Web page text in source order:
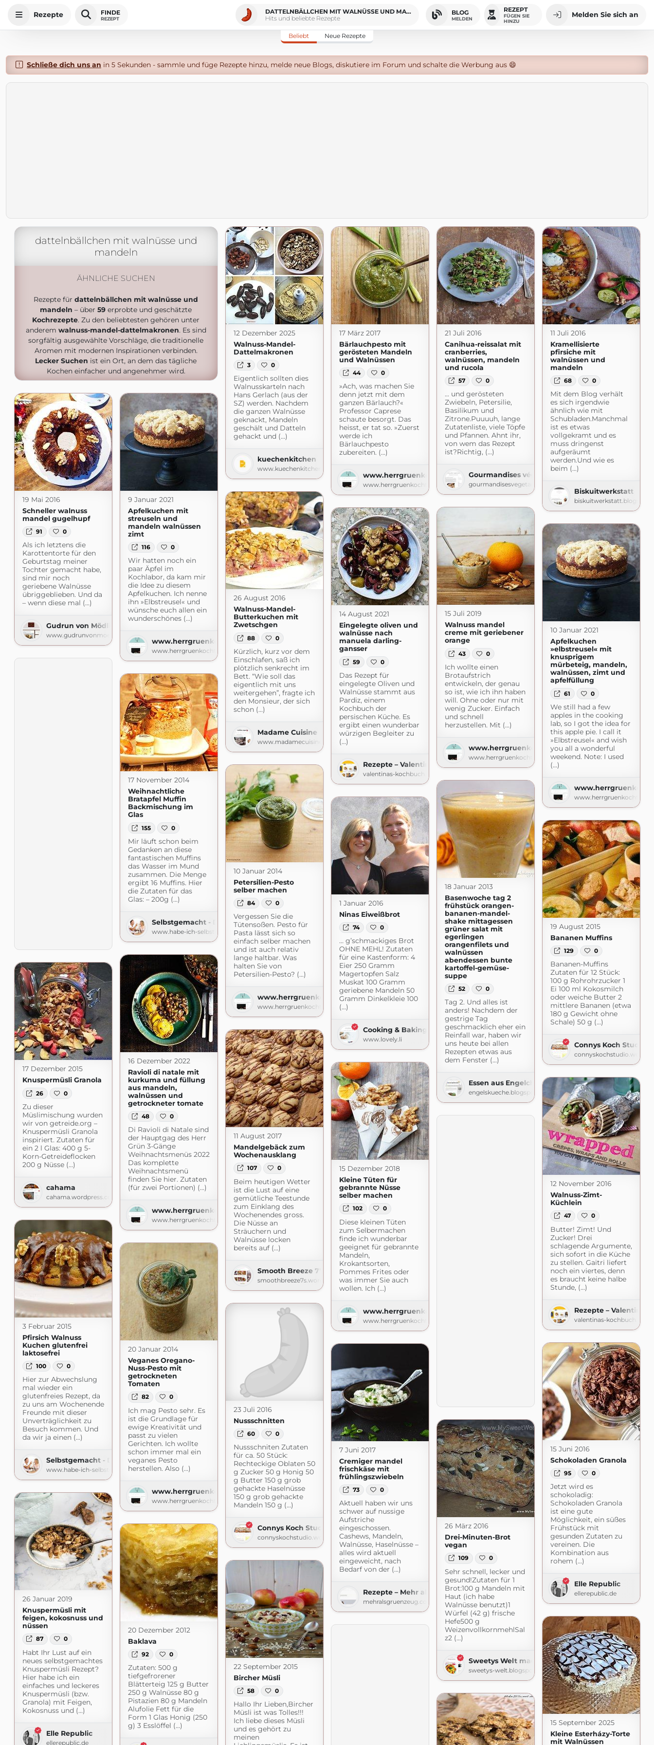
Rezepte FINDE
REZEPT
DATTELNBÄLLCHEN MIT WALNÜSSE UND MANDELN
Hits und beliebte Rezepte
BLOG
MELDEN
REZEPT
FÜGEN SIE
HINZU
Melden Sie sich an
Beliebt Neue Rezepte
Schließe dich uns an in 5 Sekunden - sammle und füge Rezepte hinzu, melde neue Blogs, diskutiere im Forum und schalte die Werbung aus 😄
dattelnbällchen mit walnüsse und
mandeln
ÄHNLICHE SUCHEN
Rezepte für dattelnbällchen mit walnüsse und
mandeln – über 59 erprobte und geschätzte
Kochrezepte. Zu den beliebtesten gehören unter
anderem walnuss-mandel-dattelmakronen. Es sind
sorgfältig ausgewählte Vorschläge, die traditionelle
Aromen mit modernen Inspirationen verbinden.
Lecker Suchen ist ein Ort, an dem das tägliche
Kochen einfacher und angenehmer wird.
12 Dezember 2025
Walnuss-Mandel-
Dattelmakronen
3 0
Eigentlich sollten dies
Walnusskarteln nach
Hans Gerlach (aus der
SZ) werden. Nachdem
die ganzen Walnüsse
geknackt, Mandeln
geschält und Datteln
gehackt und (...)
kuechenkitchen
www.kuechenkitchen.de
17 März 2017
Bärlauchpesto mit
gerösteten Mandeln
und Walnüssen
44 0
»Ach, was machen Sie
denn jetzt mit dem
ganzen Bärlauch?«
Professor Caprese
schaute besorgt. Das
heisst, er tat so. »Zuerst
werde ich
Bärlauchpesto
zubereiten. (...)
www.herrgruenkocht.de
www.herrgruenkocht.de
21 Juli 2016
Canihua-reissalat mit
cranberries,
walnüssen, mandeln
und rucola
57 0
... und gerösteten
Zwiebeln, Petersilie,
Basilikum und
Zitrone.Puuuuh, lange
Zutatenliste, viele Töpfe
und Pfannen. Ahnt ihr,
von wem das Rezept
ist?Richtig, (...)
Gourmandises végétariennes
gourmandisesvegetariennes.blogspot.com
11 Juli 2016
Kramellisierte
pfirsiche mit
walnüssen und
mandeln
68 0
Mit dem Blog verhält
es sich irgendwie
ähnlich wie mit
Schubladen.Manchmal
ist es etwas
vollgekramt und es
muss dringenst
aufgeräumt
werden.Und wie es
beim (...)
Biskuitwerkstatt
19 Mai 2016
Schneller walnuss
mandel gugelhupf
91 0
Als ich letztens die
Karottentorte für den
Geburtstag meiner
Tochter gemacht habe,
sind mir noch
geriebene Walnüsse
übriggeblieben. Und da
– wenn diese mal (...)
Gudrun von Mödling
www.gudrunvonmoedling.at
9 Januar 2021
Apfelkuchen mit
streuseln und
mandeln walnüssen
zimt
116 0
Wir hatten noch ein
paar Äpfel im
Kochlabor, da kam mir
die Idee zu diesem
Apfelkuchen. Ich nenne
ihn »Elbstreusel« und
wünsche euch allen ein
wunderschönes (...)
www.herrgruenkocht.de
www.herrgruenkocht.de
26 August 2016
Walnuss-Mandel-
Butterkuchen mit
Zwetschgen
88 0
Kürzlich, kurz vor dem
Einschlafen, saß ich
plötzlich senkrecht im
Bett. “Wie soll das
eigentlich mit uns
weitergehen”, fragte ich
den Monsieur, der sich
schon (...)
Madame Cuisine
www.madamecuisine.de
15 Juli 2019
Walnuss mandel
creme mit geriebener
orange
43 0
Ich wollte einen
Brotaufstrich
entwickeln, der genau
so ist, wie ich ihn haben
will. Ohne oder nur mit
wenig Zucker. Einfach
und schnell
herzustellen. Mit (...)
www.herrgruenkocht.de
www.herrgruenkocht.de
14 August 2021
Eingelegte oliven und
walnüsse nach
manuela darling-
gansser
59 0
Das Rezept für
eingelegte Oliven und
Walnüsse stammt aus
Pardiz, einem
Kochbuch der
persischen Küche. Es
ergibt einen wunderbar
würzigen Begleiter zu
(...)
Rezepte – Valentinas-Kochbuch.de
valentinas-kochbuch.de
10 Januar 2021
Apfelkuchen
»elbstreusel« mit
knusprigem
mürbeteig, mandeln,
walnüssen, zimt und
apfelfüllung
61 0
We still had a few
apples in the cooking
lab, so I got the idea for
this apple pie. I call it
»Elbstreusel« and wish
you all a wonderful
weekend. Note: I used
(...)
www.herrgruenkocht.de
17 November 2014
Weihnachtliche
Bratapfel Muffin
Backmischung im
Glas
155 0
Mir läuft schon beim
Gedanken an diese
fantastischen Muffins
das Wasser im Mund
zusammen. Die Menge
ergibt 16 Muffins. Hier
die Zutaten für das
Glas: – 200g (...)
Selbstgemacht - Der Foodblog
www.habe-ich-selbstgemacht.de
10 Januar 2014
Petersilien-Pesto
selber machen
84 0
Vergessen Sie die
Tütensoßen. Pesto für
Pasta lässt sich so
einfach selber machen
und ist auch relativ
lange haltbar. Was
halten Sie von
Petersilien-Pesto? (...)
www.herrgruenkocht.de
www.herrgruenkocht.de
18 Januar 2013
Basenwoche tag 2
frühstück orangen-
bananen-mandel-
shake mittagessen
grüner salat mit
egerlingen
orangenfilets und
walnüssen
abendessen bunte
kartoffel-gemüse-
suppe
52 0
Tag 2. Und alles ist
anders! Nachdem der
gestrige Tag
geschmacklich eher ein
Reinfall war, haben wir
uns heute bei allen
Rezepten etwas aus
dem Fenster (...)
Essen aus Engelchens Küche
engelskueche.blogspot.com
1 Januar 2016
Ninas Eiweißbrot
74 0
… g’schmackiges Brot
OHNE MEHL! Zutaten
für eine Kastenform: 4
Eier 250 Gramm
Magertopfen Salz
Muskat 100 Gramm
geriebene Mandeln 50
Gramm Dinkelkleie 100
(...)
Cooking & Baking
www.lovely.li
19 August 2015
Bananen Muffins
129 0
Bananen-Muffins
Zutaten für 12 Stück:
100 g Rohrohrzucker 1
Ei 100 ml Kokosmilch
oder weiche Butter 2
mittlere Bananen (etwa
180 g Gewicht ohne
Schale) 50 g (...)
Connys Koch Studio
16 Dezember 2022
Ravioli di natale mit
kurkuma und füllung
aus mandeln,
walnüssen und
getrockneter tomate
48 0
Di Ravioli di Natale sind
der Hauptgag des Herr
Grün 3-Gänge
Weihnachtsmenüs 2022
Das komplette
Weihnachtsmenü
finden Sie hier. Zutaten
(für zwei Portionen) (...)
www.herrgruenkocht.de
www.herrgruenkocht.de
17 Dezember 2015
Knuspermüsli Granola
26 0
Zu dieser
Müslimischung wurden
wir von getreide.org –
Knuspermüsli Granola
inspiriert. Zutaten für
ein 2 l Glas: 400 g 5-
Korn-Getreideflocken
200 g Nüsse (...)
cahama
cahama.wordpress.com
11 August 2017
Mandelgebäck zum
Wochenausklang
107 0
Beim heutigen Wetter
ist die Lust auf eine
gemütliche Teestunde
zum Einklang des
Wochenendes gross.
Die Nüsse an
Sträuchern und
Walnüsse locken
bereits auf (...)
Smooth Breeze 7's | Lizerls Schmankerlblog
smoothbreeze7s.wordpress.com
15 Dezember 2018
Kleine Tüten für
gebrannte Nüsse
selber machen
102 0
Diese kleinen Tüten
zum Selbermachen
finde ich wunderbar
geeignet für gebrannte
Mandeln,
Krokantsorten,
Pommes Frites oder
was immer Sie auch
wollen. Ich (...)
www.herrgruenkocht.de
www.herrgruenkocht.de
12 November 2016
Walnuss-Zimt-
Küchlein
47 0
Butter! Zimt! Und
Zucker! Drei
schlagende Argumente,
sich sofort in die Küche
zu stellen. Gaitri liefert
noch ein viertes, denn
es braucht keine halbe
Stunde, (...)
Rezepte –
valentinas-kochbuch.de
3 Februar 2015
Pfirsich Walnuss
Kuchen glutenfrei
laktosefrei
100 0
Hier zur Abwechslung
mal wieder ein
glutenfreies Rezept, da
zu uns am Wochenende
Freunde mit dieser
Unverträglichkeit zu
Besuch kommen. Und
da wir ja einen (...)
Selbstgemacht - Der Foodblog
www.habe-ich-selbstgemacht.de
20 Januar 2014
Veganes Oregano-
Nuss-Pesto mit
getrockneten
Tomaten
82 0
Ich mag Pesto sehr. Es
ist die Grundlage für
ewige Kreativität und
passt zu vielen
Gerichten. Ich wollte
schon immer mal ein
veganes Pesto
herstellen. Also (...)
www.herrgruenkocht.de
www.herrgruenkocht.de
23 Juli 2016
Nussschnitten
60 0
Nussschniten Zutaten
für ca. 50 Stück:
Rechteckige Oblaten 50
g Zucker 50 g Honig 50
g Butter 150 g grob
gehackte Haselnüsse
150 g grob gehackte
Mandeln 150 g (...)
Connys Koch Studio
connyskochstudio.wordpress.com
15 Juni 2016
Schokoladen Granola
95 0
Jetzt wird es
schokoladig:
Schokoladen Granola
ist eine gute
Möglichkeit, ein süßes
Frühstück mit
gesunden Zutaten zu
vereinen. Die
Kombination aus
rohem (...)
Elle Republic
ellerepublic.de
7 Juni 2017
Cremiger mandel
frischkäse mit
frühlingszwiebeln
73 0
Aktuell haben wir uns
schwer auf nussige
Aufstriche
eingeschossen.
Cashews, Mandeln,
Walnüsse, Haselnüsse –
alles wird aktuell
eingeweicht, nach
Bedarf von der (...)
Rezepte – Mehr als Grünzeug
mehralsgruenzeug.com
26 März 2016
Drei-Minuten-Brot
vegan
109 0
Sehr schnell, lecker und
gesund!Zutaten für 1
Brot:100 g Mandeln mit
Haut (ich habe
Walnüsse benutzt)1
Würfel (42 g) frische
Hefe500 g
WeizenvollkornmehlSal
z2 (...)
Sweetys Welt made with love
sweetys-welt.blogspot.com
26 Januar 2019
Knuspermüsli mit
feigen, kokosnuss und
nüssen
87 0
Habt Ihr Lust auf ein
neues selbstgemachtes
Knuspermüsli Rezept?
Hier habe ich ein
einfaches und leckeres
Knuspermüsli (bzw.
Granola) mit Feigen,
Kokosnuss und (...)
Elle Republic
ellerepublic.de
20 Dezember 2012
Baklava
92 0
Zutaten: 500 g
tiefgefrorener
Blätterteig 125 g Butter
250 g Walnüsse 80 g
Pistazien 80 g Mandeln
Alufolie Fett für die
Form 1 Glas Honig (250
g) 3 Esslöffel (...)
22 September 2015
Bircher Müsli
58 0
Hallo Ihr Lieben,Bircher
Müsli ist was Tolles!!!
Ich liebe dieses Müsli
und es gehört zu
meinen
15 September 2025
Kleine Esterházy-Torte
mit Walnüssen